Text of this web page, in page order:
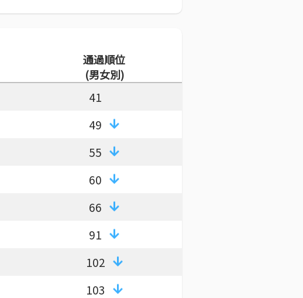
通過順位
(男女別)
41
49
55
60
66
91
102
103